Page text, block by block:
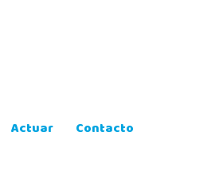
Actuar Contacto